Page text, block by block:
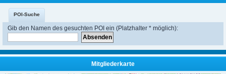
POI-Suche
Gib den Namen des gesuchten POI ein (Platzhalter * möglich):
Mitgliederkarte